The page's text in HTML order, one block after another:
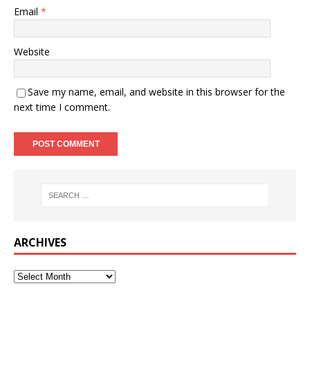
Email *
Website
Save my name, email, and website in this browser for the
next time I comment.
ARCHIVES